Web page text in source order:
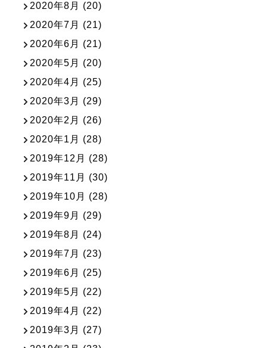
2020年8月 (20)
2020年7月 (21)
2020年6月 (21)
2020年5月 (20)
2020年4月 (25)
2020年3月 (29)
2020年2月 (26)
2020年1月 (28)
2019年12月 (28)
2019年11月 (30)
2019年10月 (28)
2019年9月 (29)
2019年8月 (24)
2019年7月 (23)
2019年6月 (25)
2019年5月 (22)
2019年4月 (22)
2019年3月 (27)